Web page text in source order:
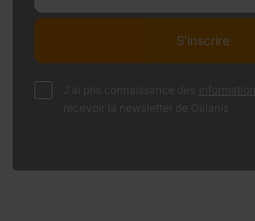
S'inscrire
J'ai pris connaissance des informations
recevoir la newsletter de Galanis